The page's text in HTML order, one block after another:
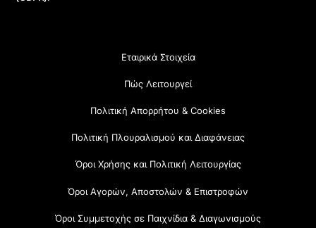
Εταιρικά Στοιχεία
Πώς Λειτουργεί
Πολιτική Απορρήτου & Cookies
Πολιτική Πλουραλισμού και Διαφάνειας
Όροι Χρήσης και Πολιτική Λειτουργίας
Όροι Αγορών, Αποστολών & Επιστροφών
Όροι Συμμετοχής σε Παιχνίδια & Διαγωνισμούς